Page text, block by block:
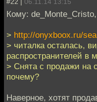
Кому: de_Monte_Cristo,
> http://onyxboox.ru/
> читалка осталась,
распространителей в
> Снята с продажи на
почему?
Наверное, хотят